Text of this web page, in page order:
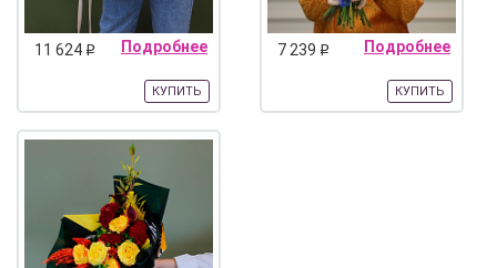
11 624 q Подробнее
КУПИТЬ
7 239 q Подробнее
КУПИТЬ